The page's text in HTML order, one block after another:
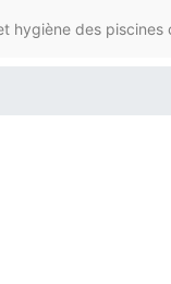
hygiène des piscines